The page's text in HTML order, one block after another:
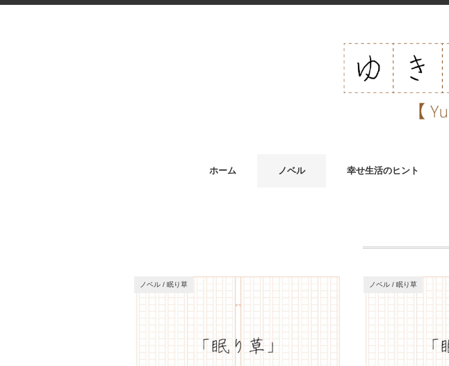
ホーム ノベル 幸せ生活のヒント
ノベル/ 眠り草 ノベル /眠り草